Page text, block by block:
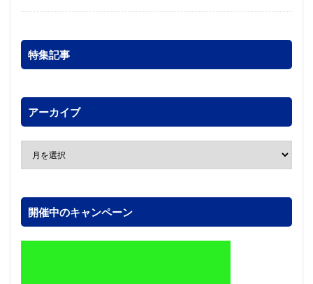
特集記事
アーカイブ
開催中のキャンペーン